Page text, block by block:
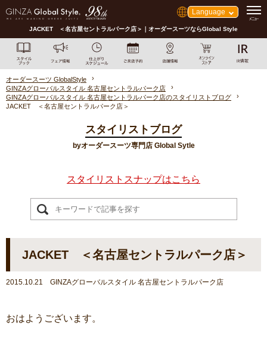
Language
JACKET ＜名古屋セントラルパーク店＞｜オーダースーツならGlobal Style
オーダースーツ GlobalStyle
GINZAグローバルスタイル 名古屋セントラルパーク店
GINZAグローバルスタイル 名古屋セントラルパーク店のスタイリストブログ
JACKET ＜名古屋セントラルパーク店＞
スタイリストブログ
byオーダースーツ専門店 Global Sytle
スタイリストスナップはこちら
JACKET ＜名古屋セントラルパーク店＞
2015.10.21 GINZAグローバルスタイル 名古屋セントラルパーク店
おはようございます。